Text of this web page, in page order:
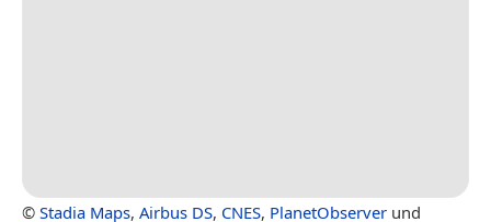
© Stadia Maps, Airbus DS, CNES, PlanetObserver und